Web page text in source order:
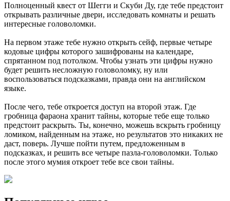
Полноценный квест от Шегги и Скуби Ду, где тебе предстоит
открывать различные двери, исследовать комнаты и решать
интересные головоломки.
На первом этаже тебе нужно открыть сейф, первые четыре
кодовые цифры которого зашифрованы на календаре,
спрятанном под потолком. Чтобы узнать эти цифры нужно
будет решить несложную головоломку, ну или
воспользоваться подсказками, правда они на английском
языке.
После чего, тебе откроется доступ на второй этаж. Где
гробница фараона хранит тайны, которые тебе еще только
предстоит раскрыть. Ты, конечно, можешь вскрыть гробницу
ломиком, найденным на этаже, но результатов это никаких не
даст, поверь. Лучше пойти путем, предложенным в
подсказках, и решить все четыре пазла-головоломки. Только
после этого мумия откроет тебе все свои тайны.